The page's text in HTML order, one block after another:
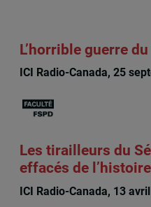
L’horrible guerre
ICI Radio-Canada, 25
Les tirailleurs du
effacés de
ICI Radio-Canada, 13